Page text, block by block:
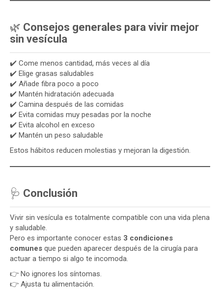
🌿 Consejos generales para vivir mejor
sin vesícula
✔️ Come menos cantidad, más veces al día
✔️ Elige grasas saludables
✔️ Añade fibra poco a poco
✔️ Mantén hidratación adecuada
✔️ Camina después de las comidas
✔️ Evita comidas muy pesadas por la noche
✔️ Evita alcohol en exceso
✔️ Mantén un peso saludable
Estos hábitos reducen molestias y mejoran la digestión.
🩺 Conclusión
Vivir sin vesícula es totalmente compatible con una vida plena
y saludable.
Pero es importante conocer estas 3 condiciones
comunes que pueden aparecer después de la cirugía para
actuar a tiempo si algo te incomoda.
👉 No ignores los síntomas.
👉 Ajusta tu alimentación.